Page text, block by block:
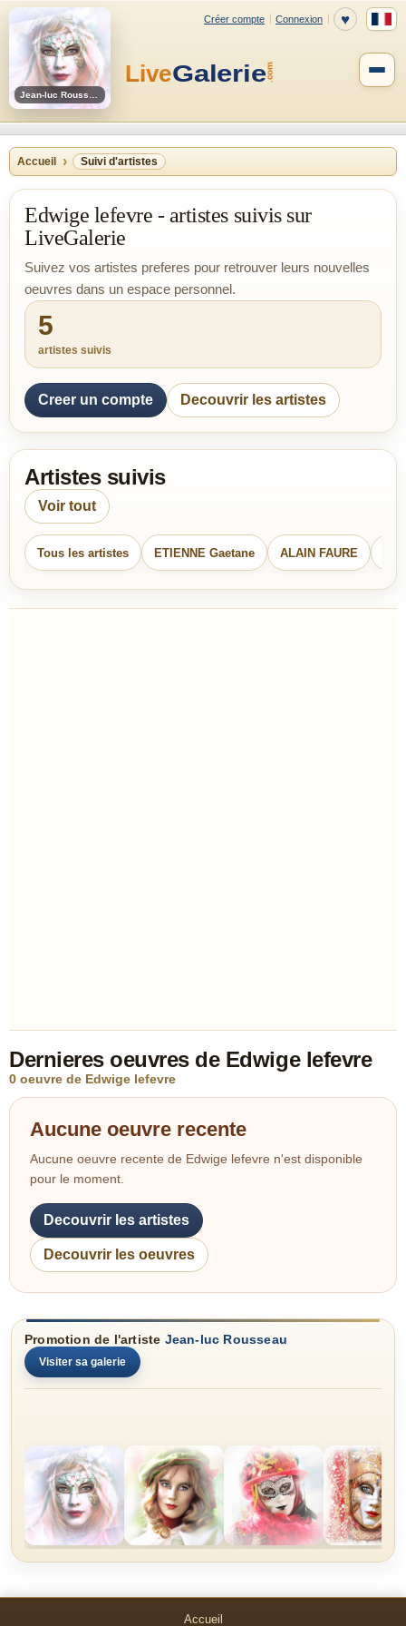
Accueil Suivi d'artistes
Edwige lefevre - artistes suivis sur
LiveGalerie
Suivez vos artistes preferes pour retrouver leurs nouvelles
oeuvres dans un espace personnel.
5
artistes suivis
Creer un compte Decouvrir les artistes
Artistes suivis
Voir tout
Tous les artistes ETIENNE Gaetane ALAIN FAURE
Dernieres oeuvres de Edwige lefevre
0 oeuvre de Edwige lefevre
Aucune oeuvre recente
Aucune oeuvre recente de Edwige lefevre n'est disponible
pour le moment.
Decouvrir les artistes
Decouvrir les oeuvres
Promotion de l'artiste Jean-luc Rousseau
Visiter sa galerie
Accueil